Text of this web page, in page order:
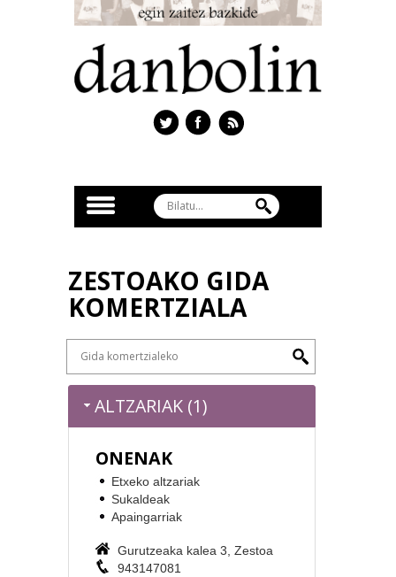
ZESTOAKO GIDA
KOMERTZIALA
ALTZARIAK (1)
ONENAK
Etxeko altzariak
Sukaldeak
Apaingarriak
Gurutzeaka kalea 3, Zestoa
943147081